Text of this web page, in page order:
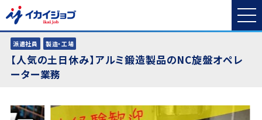
派遣社員 製造・工場
【人気の土日休み】アルミ鍛造製品のNC旋盤オペレ
ーター業務